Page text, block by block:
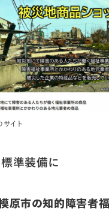
イト
準装備に
市の知的障害者福